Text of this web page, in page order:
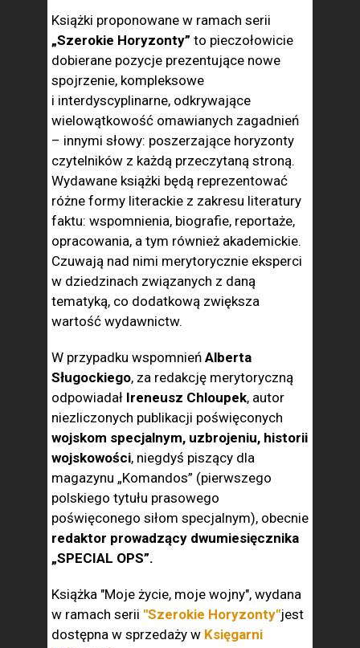
Książki proponowane w ramach serii
„Szerokie Horyzonty” to pieczołowicie
dobierane pozycje prezentujące nowe
spojrzenie, kompleksowe
i interdyscyplinarne, odkrywające
wielowątkowość omawianych zagadnień
– innymi słowy: poszerzające horyzonty
czytelników z każdą przeczytaną stroną.
Wydawane książki będą reprezentować
różne formy literackie z zakresu literatury
faktu: wspomnienia, biografie, reportaże,
opracowania, a tym również akademickie.
Czuwają nad nimi merytorycznie eksperci
w dziedzinach związanych z daną
tematyką, co dodatkową zwiększa
wartość wydawnictw.
W przypadku wspomnień Alberta
Sługockiego, za redakcję merytoryczną
odpowiadał Ireneusz Chloupek, autor
niezliczonych publikacji poświęconych
wojskom specjalnym, uzbrojeniu, historii
wojskowości, niegdyś piszący dla
magazynu „Komandos” (pierwszego
polskiego tytułu prasowego
poświęconego siłom specjalnym), obecnie
redaktor prowadzący dwumiesięcznika
„SPECIAL OPS”.
Książka "Moje życie, moje wojny", wydana
w ramach serii "Szerokie Horyzonty"jest
dostępna w sprzedaży w Księgarni